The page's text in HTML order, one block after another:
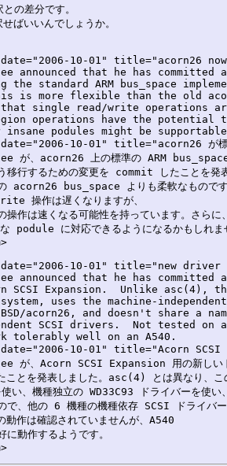
の差分です。
ばいいんでしょうか。
10-01" title="acorn26 now
announced that he has committed a
standard ARM bus_space
is more flexible than the old
single read/write operations
operations have the potential
podules might be
10-01" title="acorn26 が標準
、acorn26 上の標準の ARM
行するための変更を commit したことを発
bus_space よりも柔軟なものです
操作は遅くなりますが、
は速くなる可能性を持っています。さらに
に対応できるようになるかもしれま
10-01" title="new driver
announced that he has committed
Expansion.  Unlike asc(4),
uses the machine-independent
acorn26, and doesn't
SCSI drivers.  Not tested on
tolerably well on an A540.
10-01" title="Acorn SCSI
、Acorn SCSI Expansion 用の新しい
を発表しました。asc(4) とは異なり、この
、機種独立の WD33C93 ドライバーを使
、他の 6 機種の機種依存 SCSI ドライバー
は確認されていませんが、A540
動作するようです。